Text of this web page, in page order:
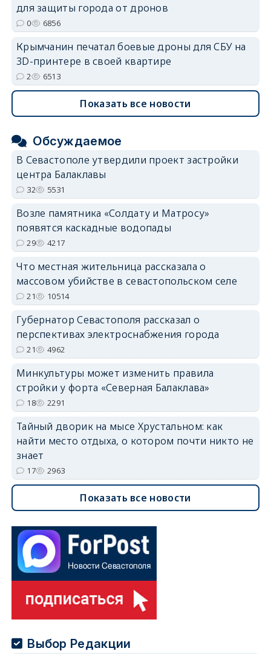
для защиты города от дронов
0 6856
Крымчанин печатал боевые дроны для СБУ на
3D-принтере в своей квартире
2 6513
Показать все новости
Обсуждаемое
В Севастополе утвердили проект застройки
центра Балаклавы
32 5531
Возле памятника «Солдату и Матросу»
появятся каскадные водопады
29 4217
Что местная жительница рассказала о
массовом убийстве в севастопольском селе
21 10514
Губернатор Севастополя рассказал о
перспективах электроснабжения города
21 4962
Минкультуры может изменить правила
стройки у форта «Северная Балаклава»
18 2291
Тайный дворик на мысе Хрустальном: как
найти место отдыха, о котором почти никто не
знает
17 2963
Показать все новости
Выбор Редакции